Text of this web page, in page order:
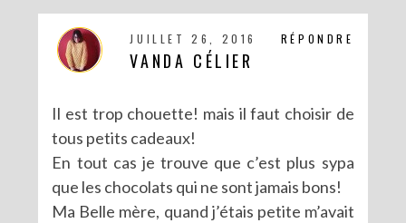
RÉPONDRE
JUILLET 26, 2016
VANDA CÉLIER
Il est trop chouette! mais il faut choisir de
tous petits cadeaux!
En tout cas je trouve que c’est plus sypa
que les chocolats qui ne sont jamais bons!
Ma Belle mère, quand j’étais petite m’avait